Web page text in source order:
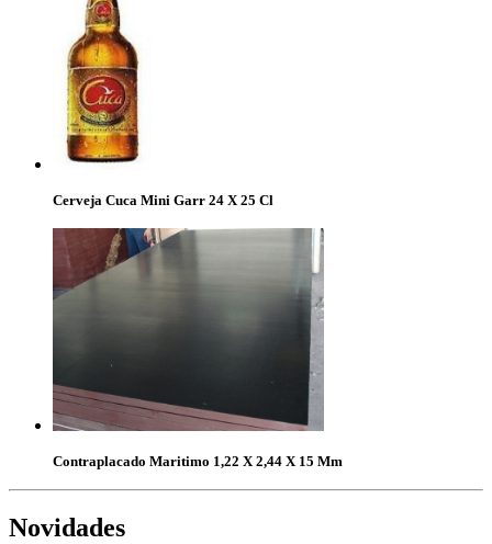
Cerveja Cuca Mini Garr 24 X 25 Cl
Contraplacado Maritimo 1,22 X 2,44 X 15 Mm
Novidades